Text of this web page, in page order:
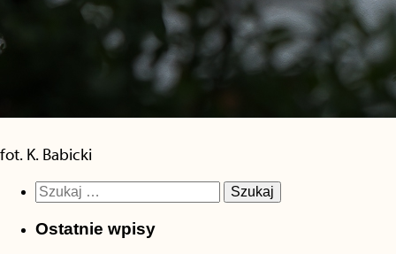
fot. K. Babicki
Szukaj:
Ostatnie wpisy